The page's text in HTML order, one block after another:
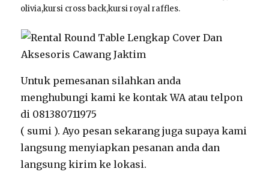
olivia,kursi cross back,kursi royal raffles.
Untuk pemesanan silahkan anda
menghubungi kami ke kontak WA atau telpon
di 081380711975
( sumi ). Ayo pesan sekarang juga supaya kami
langsung menyiapkan pesanan anda dan
langsung kirim ke lokasi.